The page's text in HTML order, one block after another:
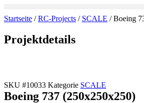
Inhalt
Startseite /RC-Projects / SCALE / Boeing
Projektdetails
SKU #10033 Kategorie SCALE
Boeing 737 (250x250x250)